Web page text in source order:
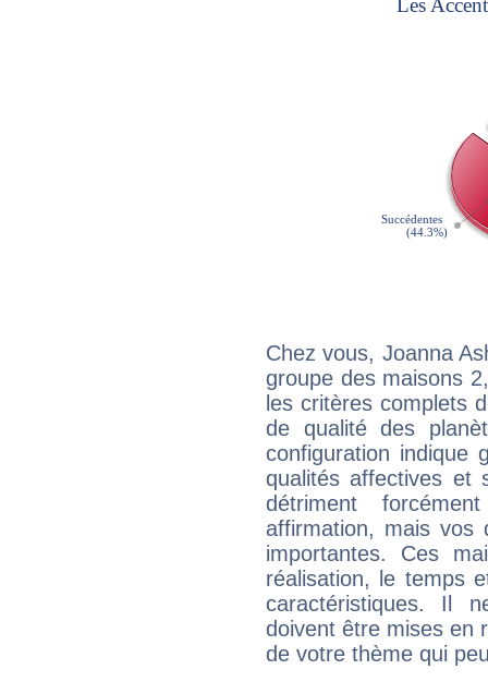
Chez vous, Joanna
groupe des maisons
les critères complets
de qualité des
configuration indique
qualités affectives et
détriment
affirmation, mais
importantes. Ces
réalisation, le temps
caractéristiques. Il
doivent être mises en
de votre thème qui